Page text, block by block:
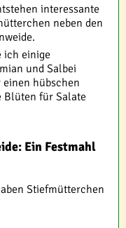
interessante
neben den
ich einige
und Salbei
hübschen
Blüten für Salate
Ein Festmahl
Stiefmütterchen